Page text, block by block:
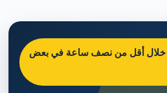
خلال أقل من نصف ساعة في بعض